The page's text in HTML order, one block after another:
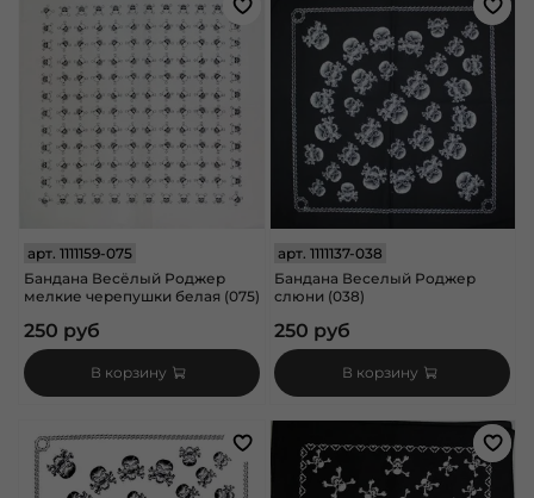
арт. 1111159-075
Бандана Весёлый Роджер
мелкие черепушки белая (075)
250 руб
В корзину
арт.1111137-038
Бандана Веселый Роджер
слюни (038)
250 руб
В корзину